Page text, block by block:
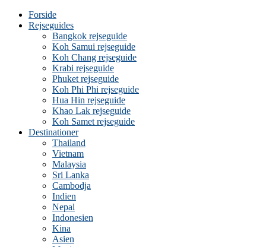
Forside
Rejseguides
Bangkok rejseguide
Koh Samui rejseguide
Koh Chang rejseguide
Krabi rejseguide
Phuket rejseguide
Koh Phi Phi rejseguide
Hua Hin rejseguide
Khao Lak rejseguide
Koh Samet rejseguide
Destinationer
Thailand
Vietnam
Malaysia
Sri Lanka
Cambodja
Indien
Nepal
Indonesien
Kina
Asien